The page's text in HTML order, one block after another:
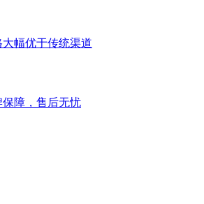
幅优于传统渠道
障，售后无忧